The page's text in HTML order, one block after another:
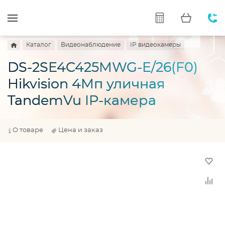
Каталог Видеонаблюдение IP видеокамеры
DS-2SE4C425MWG-E/26(F0)
Hikvision 4Мп уличная
TandemVu IP-камера
О товаре Цена и заказ